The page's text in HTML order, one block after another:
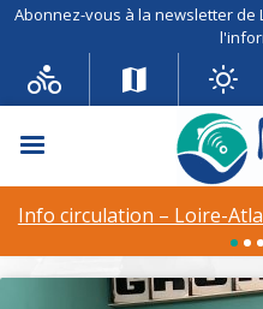
Abonnez-vous à la newsletter de
Menu
Info circulation – Loire-
OLDEGAR
Musique
Equipements et services :